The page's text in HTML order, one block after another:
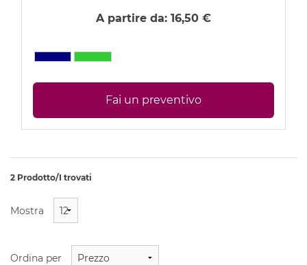
A partire da: 16,50 €
Fai un preventivo
2 Prodotto/I trovati
Mostra
Ordina per